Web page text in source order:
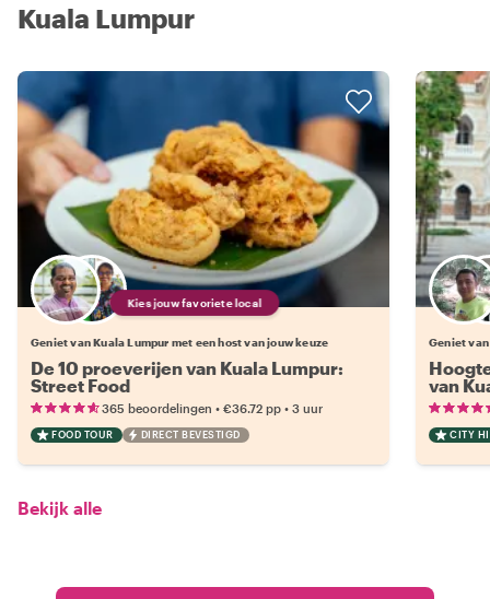
Kuala Lumpur
Kies jouw favoriete local
Geniet van Kuala Lumpur met een host van jouw keuze
De 10 proeverijen van Kuala Lumpur:
Street Food
365 beoordelingen • €36.72 pp • 3 uur
FOOD TOUR DIRECT BEVESTIGD
Geniet
van
CITY
Bekijk alle